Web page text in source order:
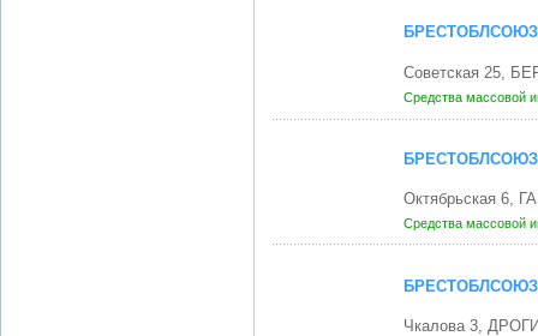
Советская 25,
Средства массовой
Октябрьская 6,
Средства массовой
Чкалова 3,